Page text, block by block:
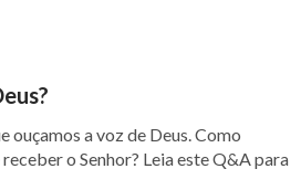
ouçamos a voz de Deus. Como
o Senhor? Leia este Q&A para